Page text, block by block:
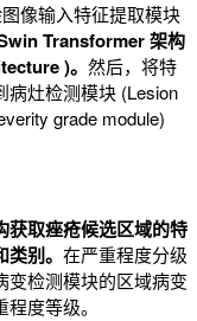
像输入特征提取模块
Transformer 架构
)。 然后，将特
病灶检测模块 (Lesion
grade module)
获取痤疮候选区域的特
别。 在严重程度分级
变检测模块的区域病变
度等级。